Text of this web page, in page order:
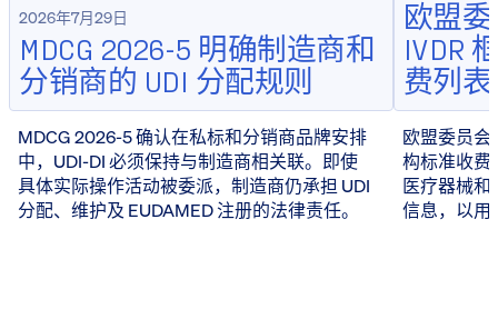
2026年7月29日
MDCG 2026-5 明确制造商和
分销商的 UDI 分配规则
MDCG 2026-5 确认在私标和分销商品牌安排
中，UDI-DI 必须保持与制造商相关联。即使
具体实际操作活动被委派，制造商仍承担 UDI
分配、维护及 EUDAMED 注册的法律责任。
欧盟委
IVDR
费列表
欧盟委员会
构标准收费
医疗器械和
信息，以用